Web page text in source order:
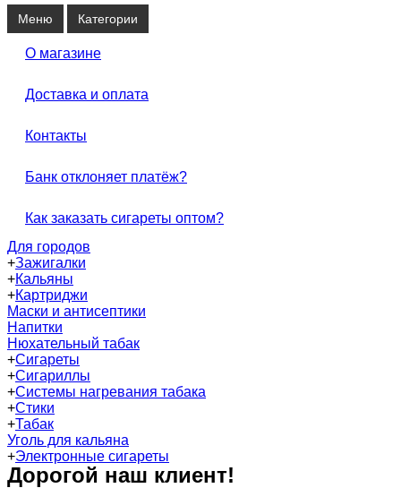
Меню Категории
О магазине
Доставка и оплата
Контакты
Банк отклоняет платёж?
Как заказать сигареты оптом?
Для городов
+Зажигалки
+Кальяны
+Картриджи
Маски и антисептики
Напитки
Нюхательный табак
+Сигареты
+Сигариллы
+Системы нагревания табака
+Стики
+Табак
Уголь для кальяна
+Электронные сигареты
Дорогой наш клиент!